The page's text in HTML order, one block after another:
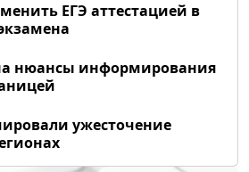
ЕГЭ аттестацией в
нюансы информирования
ужесточение